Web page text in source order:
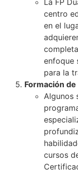
centro
en el
enfoque
para la
Formación
Algunos
cursos